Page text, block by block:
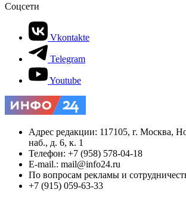
Соцсети
Vkontakte
Telegram
Youtube
Адрес редакции: 117105, г. Москва,
наб., д. 6, к. 1
Телефон: +7 (958) 578-04-18
E-mail.: mail@info24.ru
По вопросам рекламы и
+7 (915) 059-63-33